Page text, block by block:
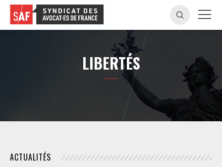
LIBERTÉS
ACTUALITÉS